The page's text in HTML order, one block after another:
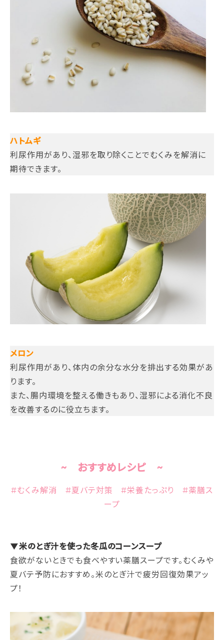
ハトムギ
利尿作用があり、湿邪を取り除くことでむくみを解消に
期待できます。
メロン
利尿作用があり、体内の余分な水分を排出する効果があ
ります。
また、腸内環境を整える働きもあり、湿邪による消化不良
を改善するのに役立ちます。
~ おすすめレシピ ~
#むくみ解消 #夏バテ対策 #栄養たっぷり #薬膳ス
ープ
▼米のとぎ汁を使った冬瓜のコーンスープ
食欲がないときでも食べやすい薬膳スープです。むくみや
夏バテ予防におすすめ。米のとぎ汁で疲労回復効果アッ
プ！